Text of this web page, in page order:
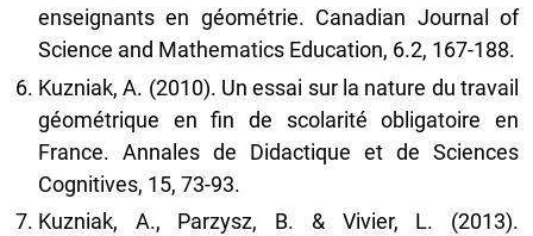
enseignants en géométrie. Canadian Journal of
Science and Mathematics Education, 6.2, 167-188.
Kuzniak, A. (2010). Un essai sur la nature du travail
géométrique en fin de scolarité obligatoire en
France. Annales de Didactique et de Sciences
Cognitives, 15, 73-93.
Kuzniak, A., Parzysz, B. & Vivier, L. (2013).